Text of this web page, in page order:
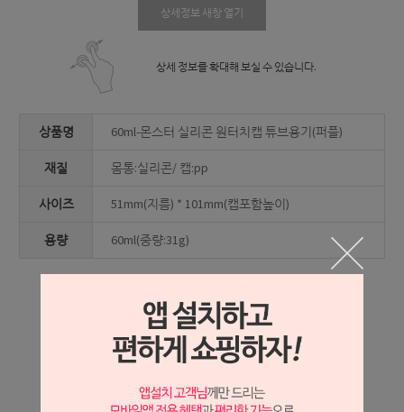
상세정보 새창 열기
상세 정보를 확대해 보실 수 있습니다.
상품명 60ml-몬스터 실리콘 원터치캡 튜브용기(퍼플)
재질 몸통:실리콘/ 캡:pp
사이즈 51mm(지름) * 101mm(캡포함높이)
용량 60ml(중량:31g)